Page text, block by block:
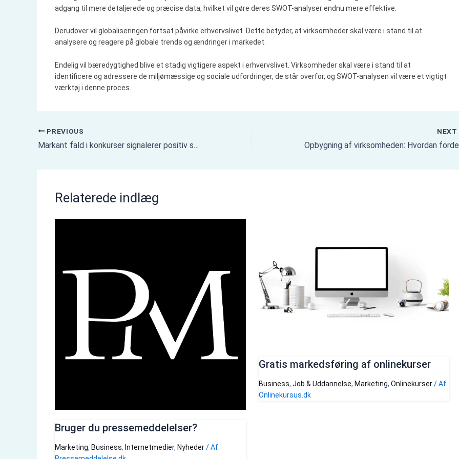
adgang til mere detaljerede og præcise data, hvilket vil gøre deres SWOT-analyser endnu mere effektive.
Derudover vil globaliseringen fortsat påvirke erhvervslivet. Dette betyder, at virksomheder skal være i stand til at
analysere og reagere på globale trends og ændringer i markedet.
Endelig vil bæredygtighed blive et stadig vigtigere aspekt i erhvervslivet. Virksomheder skal være i stand til at
identificere og adressere de miljømæssige og sociale udfordringer, de står overfor, og SWOT-analysen vil være et vigtigt
værktøj i denne proces.
PREVIOUS
Markant fald i konkurser signalerer positiv skift i dansk erhvervsliv – November 2023 update
NEXT
Relaterede indlæg
Bruger du pressemeddelelser?
Marketing, Business, Internetmedier, Nyheder/ Af
Gratis markedsføring af onlinekurser
Business, Job & Uddannelse, Marketing, Onlinekurser/ Af
Onlinekursus.dk